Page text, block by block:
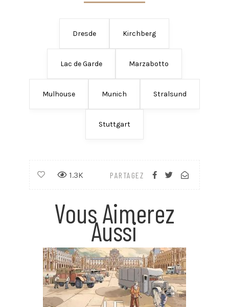
Dresde Kirchberg
Lac de Garde Marzabotto
Mulhouse Munich Stralsund
Stuttgart
PARTAGEZ
1.3K
Vous Aimerez
Aussi